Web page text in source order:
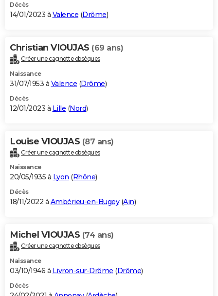
Décès
14/01/2023 à Valence (Drôme)
Christian VIOUJAS (69 ans)
Créer une cagnotte obsèques
Naissance
31/07/1953 à Valence (Drôme)
Décès
12/01/2023 à Lille (Nord)
Louise VIOUJAS (87 ans)
Créer une cagnotte obsèques
Naissance
20/05/1935 à Lyon (Rhône)
Décès
18/11/2022 à Ambérieu-en-Bugey(Ain)
Michel VIOUJAS (74 ans)
Créer une cagnotte obsèques
Naissance
03/10/1946 à Livron-sur-Drôme (Drôme)
Décès